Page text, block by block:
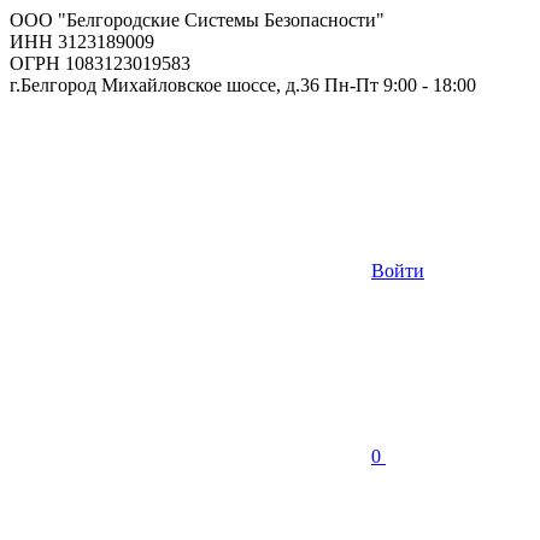
ООО "Белгородские Системы Безопасности"
ИНН 3123189009
ОГРН 1083123019583
г.Белгород Михайловское шоссе, д.36 Пн-Пт 9:00 - 18:00
Войти
0